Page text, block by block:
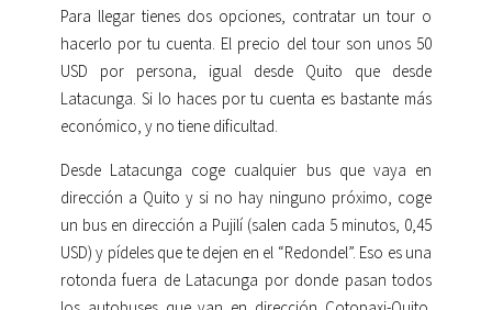
Para llegar tienes dos opciones, contratar un tour o
hacerlo por tu cuenta. El precio del tour son unos 50
USD por persona, igual desde Quito que desde
Latacunga. Si lo haces por tu cuenta es bastante más
económico, y no tiene dificultad.
Desde Latacunga coge cualquier bus que vaya en
dirección a Quito y si no hay ninguno próximo, coge
un bus en dirección a Pujilí (salen cada 5 minutos, 0,45
USD) y pídeles que te dejen en el “Redondel”. Eso es una
rotonda fuera de Latacunga por donde pasan todos